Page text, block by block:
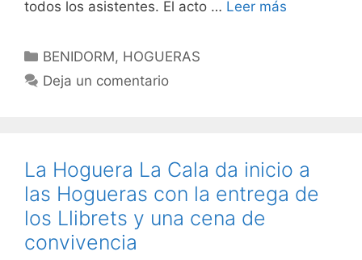
todos los asistentes. El acto … Leer más
Categorías
BENIDORM, HOGUERAS
Deja un comentario
La Hoguera La Cala da inicio a
las Hogueras con la entrega de
los Llibrets y una cena de
convivencia